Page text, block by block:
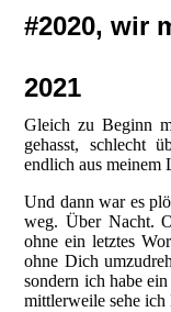
#2020,
2021
Gleich zu Beginn
gehasst, schlecht
endlich aus meinem
Und dann war es
weg. Über Nacht.
ohne ein letztes
ohne Dich
sondern ich habe
mittlerweile sehe